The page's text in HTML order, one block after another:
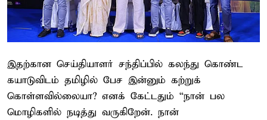
இதற்கான செய்தியாளர் சந்திப்பில் கலந்து கொண்ட
கயாடுவிடம் தமிழில் பேச இன்னும் கற்றுக்
கொள்ளவில்லையா? எனக் கேட்டதும் “நான் பல
மொழிகளில் நடித்து வருகிறேன். நான்